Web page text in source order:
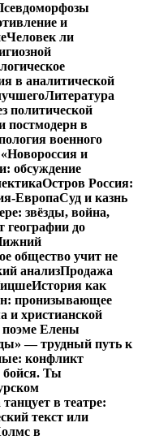
и
Человек ли
в аналитической
Литература
политической
постмодерн в
военного
и
обсуждение
Остров Россия:
ЕвропаСуд и казнь
звёзды, война,
географии до
общество учит не
анализПродажа
История как
пронизывающее
и христианской
поэме Елены
— трудный путь к
конфликт
бойся. Ты
в театре:
текст или
в